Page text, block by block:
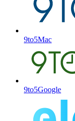
9to5Mac
9to5Google